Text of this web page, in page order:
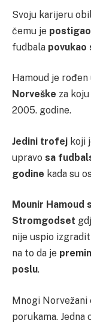
Svoju karijeru
čemu je
fudbala povukao
Hamoud je
Norveške za
2005. godine.
Jedini trofej koji
upravo sa
godine kada su
Mounir Hamoud
Stromgodset
nije uspio
na to da je
poslu.
Mnogi
porukama. Jedna